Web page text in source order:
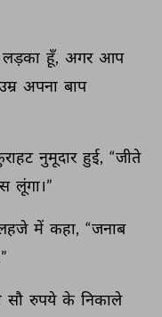
लड़का हूँ, अगर आप
अपना बाप
नुमूदार हुई, “जीते
लूंगा।”
में कहा, “जनाब
सौ रुपये के निकाले